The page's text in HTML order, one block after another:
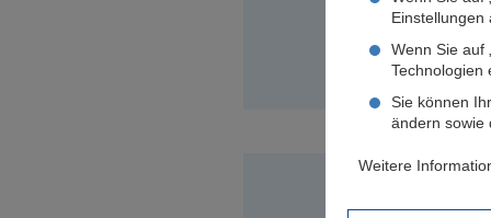
Einstellungen
Wenn Sie auf
Technologien
Sie können
ändern sowie
Weitere